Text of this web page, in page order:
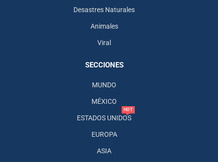
Desastres Naturales
Animales
Viral
SECCIONES
MUNDO
MÉXICO
ESTADOS UNIDOS
HOT
EUROPA
ASIA